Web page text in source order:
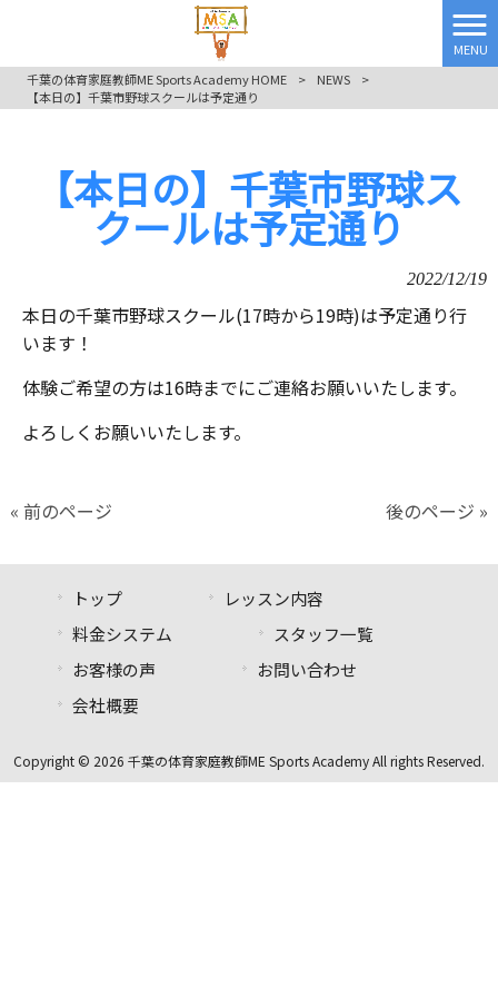
MENU
千葉の体育家庭教師ME Sports Academy HOME
> NEWS
>
【本日の】千葉市野球スクールは予定通り
【本日の】千葉市野球ス
クールは予定通り
2022/12/19
本日の千葉市野球スクール(17時から19時)は予定通り行
います！
体験ご希望の方は16時までにご連絡お願いいたします。
よろしくお願いいたします。
« 前のページ 後のページ »
トップ
レッスン内容
料金システム
スタッフ一覧
お客様の声
お問い合わせ
会社概要
Copyright © 2026 千葉の体育家庭教師ME Sports Academy All rights Reserved.